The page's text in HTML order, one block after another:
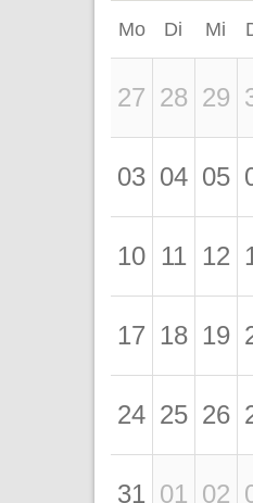
Mo Di Mi
27 28 29
03 04 05
10 11 12
17 18 19
24 25 26
31 01 02